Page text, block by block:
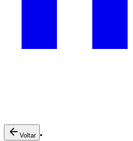
Pedidos Online
Trabalhe Conosco
Voltar •